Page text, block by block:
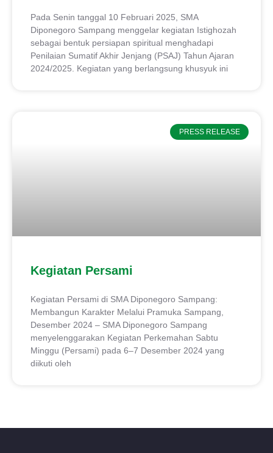
Pada Senin tanggal 10 Februari 2025, SMA
Diponegoro Sampang menggelar kegiatan Istighozah
sebagai bentuk persiapan spiritual menghadapi
Penilaian Sumatif Akhir Jenjang (PSAJ) Tahun Ajaran
2024/2025. Kegiatan yang berlangsung khusyuk ini
PRESS RELEASE
Kegiatan Persami
Kegiatan Persami di SMA Diponegoro Sampang:
Membangun Karakter Melalui Pramuka Sampang,
Desember 2024 – SMA Diponegoro Sampang
menyelenggarakan Kegiatan Perkemahan Sabtu
Minggu (Persami) pada 6–7 Desember 2024 yang
diikuti oleh